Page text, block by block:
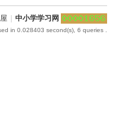
中小学学习网
in 0.028403 second(s), 6 queries .